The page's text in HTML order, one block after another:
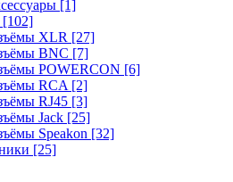
[1]
[102]
XLR [27]
BNC [7]
POWERCON [6]
RCA [2]
RJ45 [3]
Jack [25]
Speakon [32]
[25]